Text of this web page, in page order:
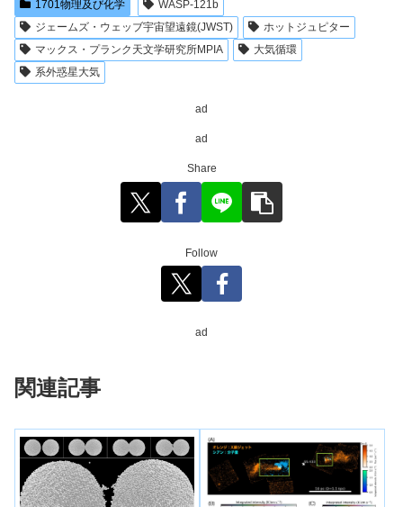
1701物理及び化学
WASP-121b
ジェームズ・ウェッブ宇宙望遠鏡(JWST)
ホットジュピター
マックス・プランク天文学研究所MPIA
大気循環
系外惑星大気
ad
ad
Share
Follow
ad
関連記事